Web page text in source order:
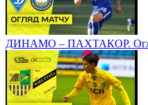
ДИНАМО – ПАХТАКОР.